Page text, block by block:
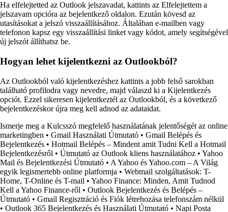
Ha elfelejtetted az Outlook jelszavadat, kattints az Elfelejtettem a
jelszavam opcióra az bejelentkező oldalon. Ezután kövesd az
utasításokat a jelszó visszaállításához. Általában e-mailben vagy
telefonon kapsz egy visszaállítási linket vagy kódot, amely segítségével
új jelszót állíthatsz be.
Hogyan lehet kijelentkezni az Outlookból?
Az Outlookból való kijelentkezéshez kattints a jobb felső sarokban
található profilodra vagy nevedre, majd válaszd ki a Kijelentkezés
opciót. Ezzel sikeresen kijelentkeztél az Outlookból, és a következő
bejelentkezéskor újra meg kell adnod az adataidat.
Ismerje meg a Kulcsszó megfelelő használatának jelentőségét az online
marketingben • Gmail Használati Útmutató • Gmail Belépés és
Bejelentkezés • Hotmail Belépés – Mindent amit Tudni Kell a Hotmail
Bejelentkezésről • Útmutató az Outlook kliens használatához • Yahoo
Mail és Bejelentkezési Útmutató • A Yahoo és Yahoo.com – A Világ
egyik legismertebb online platformja • Webmail szolgáltatások: T-
Home, T-Online és T-mail • Yahoo Finance: Minden, Amit Tudnod
Kell a Yahoo Finance-ről • Outlook Bejelentkezés és Belépés –
Útmutató • Gmail Regisztráció és Fiók létrehozása telefonszám nélkül
• Outlook 365 Bejelentkezés és Használati Útmutató • Napi Posta